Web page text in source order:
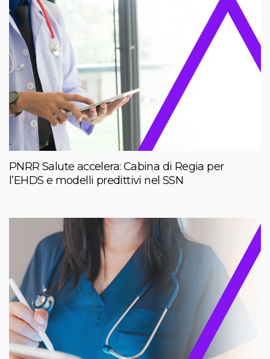
PNRR Salute accelera: Cabina di Regia per
l’EHDS e modelli predittivi nel SSN